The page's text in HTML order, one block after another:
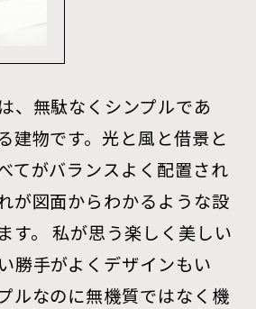
、無駄なくシンプルであ
建物です。光と風と借景と
てがバランスよく配置され
が図面からわかるような設
す。 私が思う楽しく美しい
勝手がよくデザインもい
ルなのに無機質ではなく機